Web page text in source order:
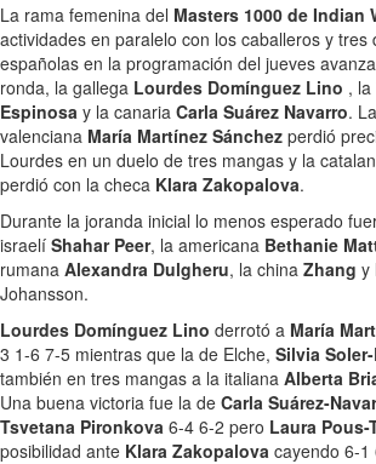
La rama femenina del Masters 1000 de Indian
actividades en paralelo con los caballeros y tres
españolas en la programación del jueves
ronda, la gallega Lourdes Domínguez Lino , la
Espinosa y la canaria Carla Suárez Navarro.
valenciana María Martínez Sánchez perdió
Lourdes en un duelo de tres mangas y la
perdió con la checa Klara Zakopalova.
Durante la joranda inicial lo menos esperado
israelí Shahar Peer, la americana Bethanie
rumana Alexandra Dulgheru, la china Zhang y
Johansson.
Lourdes Domínguez Lino derrotó a María
3 1-6 7-5 mientras que la de Elche, Silvia
también en tres mangas a la italiana Alberta
Una buena victoria fue la de Carla Suárez-
Tsvetana Pironkova 6-4 6-2 pero Laura Pous-
posibilidad ante Klara Zakopalova cayendo 6-1